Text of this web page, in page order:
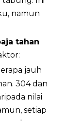
namun
tahan
jauh
304 dan
nilai
setiap